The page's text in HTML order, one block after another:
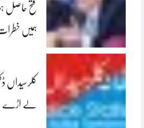
ہمیں خطرات
لے اڑے